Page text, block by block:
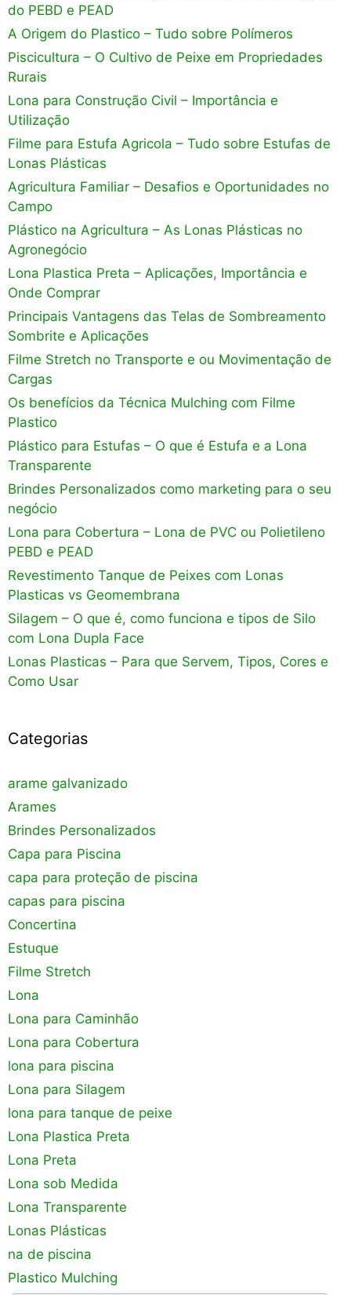
do PEBD e PEAD
A Origem do Plastico – Tudo sobre Polímeros
Piscicultura – O Cultivo de Peixe em Propriedades
Rurais
Lona para Construção Civil – Importância e
Utilização
Filme para Estufa Agricola – Tudo sobre Estufas de
Lonas Plásticas
Agricultura Familiar – Desafios e Oportunidades no
Campo
Plástico na Agricultura – As Lonas Plásticas no
Agronegócio
Lona Plastica Preta – Aplicações, Importância e
Onde Comprar
Principais Vantagens das Telas de Sombreamento
Sombrite e Aplicações
Filme Stretch no Transporte e ou Movimentação de
Cargas
Os benefícios da Técnica Mulching com Filme
Plastico
Plástico para Estufas – O que é Estufa e a Lona
Transparente
Brindes Personalizados como marketing para o seu
negócio
Lona para Cobertura – Lona de PVC ou Polietileno
PEBD e PEAD
Revestimento Tanque de Peixes com Lonas
Plasticas vs Geomembrana
Silagem – O que é, como funciona e tipos de Silo
com Lona Dupla Face
Lonas Plasticas – Para que Servem, Tipos, Cores e
Como Usar
Categorias
arame galvanizado
Arames
Brindes Personalizados
Capa para Piscina
capa para proteção de piscina
capas para piscina
Concertina
Estuque
Filme Stretch
Lona
Lona para Caminhão
Lona para Cobertura
lona para piscina
Lona para Silagem
lona para tanque de peixe
Lona Plastica Preta
Lona Preta
Lona sob Medida
Lona Transparente
Lonas Plásticas
na de piscina
Plastico Mulching